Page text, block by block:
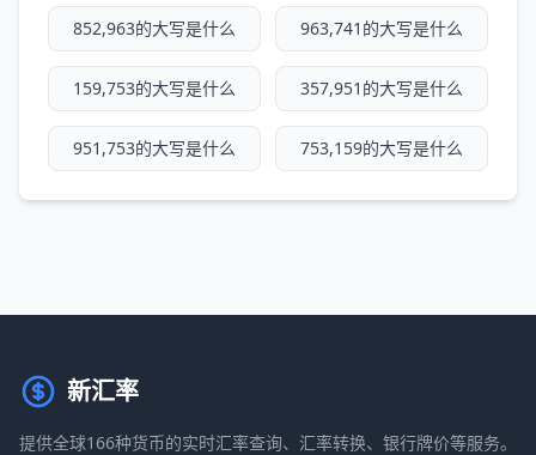
852,963的大写是什么 963,741的大写是什么
159,753的大写是什么 357,951的大写是什么
951,753的大写是什么 753,159的大写是什么
新汇率
提供全球166种货币的实时汇率查询、汇率转换、银行牌价等服务。